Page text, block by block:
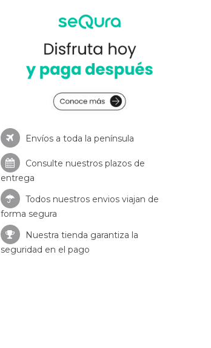
Envíos a toda la península
Consulte nuestros plazos de
entrega
Todos nuestros envios viajan de
forma segura
Nuestra tienda garantiza la
seguridad en el pago